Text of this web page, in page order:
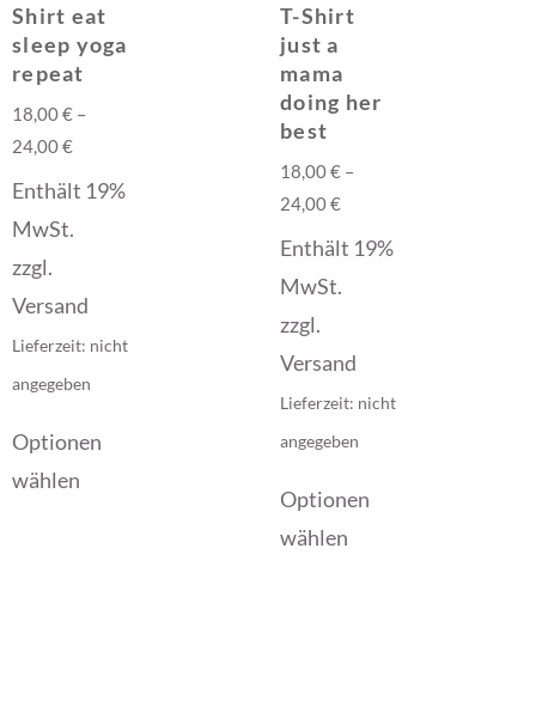
Shirt eat
sleep yoga
repeat
18,00€ –
24,00€
Enthält 19%
MwSt.
zzgl.
Versand
Lieferzeit: nicht
angegeben
Optionen
wählen
T-Shirt
just a
mama
doing her
best
18,00€ –
24,00€
Enthält 19%
MwSt.
zzgl.
Versand
Lieferzeit: nicht
angegeben
Optionen
wählen